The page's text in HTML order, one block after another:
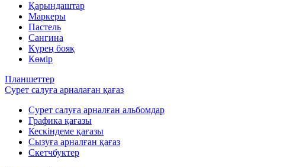
Қарындаштар
Маркеры
Пастель
Сангина
Күрең бояқ
Көмір
Планшеттер
Сурет салуға арналаған қағаз
Сурет салуға арналған альбомдар
Графика қағазы
Кескіндеме қағазы
Сызуға арналған қағаз
Скетчбуктер